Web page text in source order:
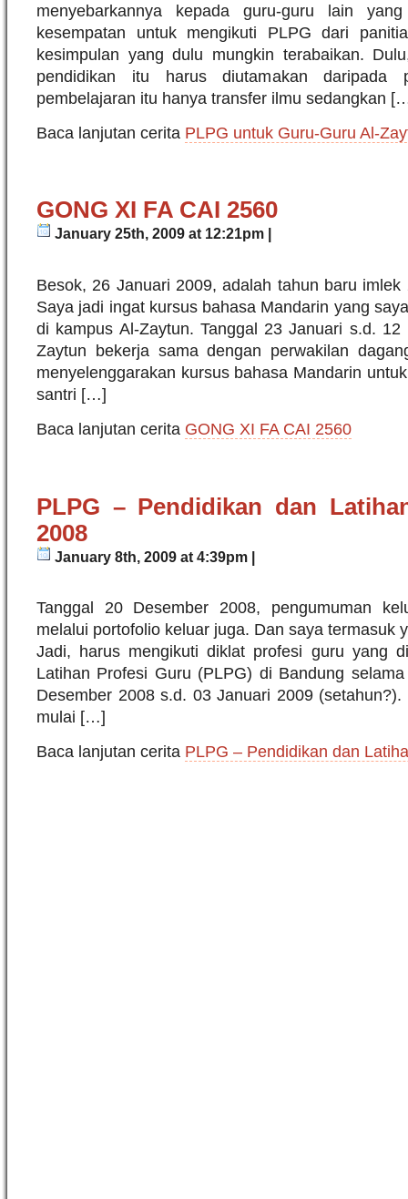
menyebarkannya kepada guru-guru lain
kesempatan untuk mengikuti PLPG dari
kesimpulan yang dulu mungkin terabaikan.
pendidikan itu harus diutamakan daripada
pembelajaran itu hanya transfer ilmu sedangkan
Baca lanjutan cerita PLPG untuk Guru-Guru Al-
GONG XI FA CAI 2560
January 25th, 2009 at 12:21pm |
Besok, 26 Januari 2009, adalah tahun baru
Saya jadi ingat kursus bahasa Mandarin yang
di kampus Al-Zaytun. Tanggal 23 Januari s.d.
Zaytun bekerja sama dengan perwakilan
menyelenggarakan kursus bahasa Mandarin
santri […]
Baca lanjutan cerita GONG XI FA CAI 2560
PLPG – Pendidikan dan
2008
January 8th, 2009 at 4:39pm |
Tanggal 20 Desember 2008, pengumuman
melalui portofolio keluar juga. Dan saya termasuk
Jadi, harus mengikuti diklat profesi guru yang
Latihan Profesi Guru (PLPG) di Bandung
Desember 2008 s.d. 03 Januari 2009 (setahun?).
mulai […]
Baca lanjutan cerita PLPG – Pendidikan dan